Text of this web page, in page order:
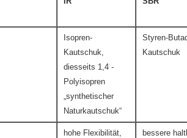
Isopren-
Kautschuk,
diesseits 1,4 -
Polyisopren
„synthetischer
Naturkautschuk“
Styren-
Kautschuk
hohe Flexibilität,
bessere